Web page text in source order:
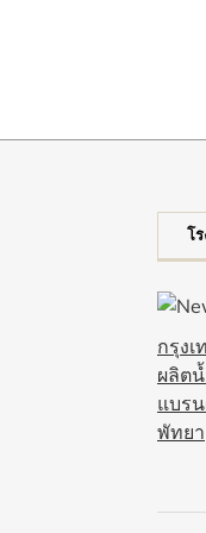
โ
กรุงเ
ผลิต
แบร
พัทยา